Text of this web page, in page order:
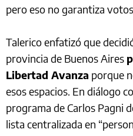
pero eso no garantiza
Talerico enfatizó que
provincia de Buenos Aires
Libertad Avanza porque
esos espacios. En diálogo
programa de Carlos Pagni
lista centralizada en